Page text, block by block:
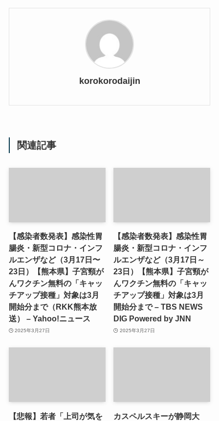
korokorodaijin
関連記事
【感染者数発表】感染性胃
腸炎・新型コロナ・インフ
ルエンザなど（3月17日〜
23日）【熊本県】子宮頸が
んワクチン無料の「キャッ
チアップ接種」対象は3月
開始分まで（RKK熊本放
送） – Yahoo!ニュース
2025年3月27日
【感染者数発表】感染性胃
腸炎・新型コロナ・インフ
ルエンザなど（3月17日～
23日）【熊本県】子宮頸が
んワクチン無料の「キャッ
チアップ接種」対象は3月
開始分まで – TBS NEWS
DIG Powered by JNN
2025年3月27日
【悲報】若者「上司が気を
カスペルスキーが静岡大